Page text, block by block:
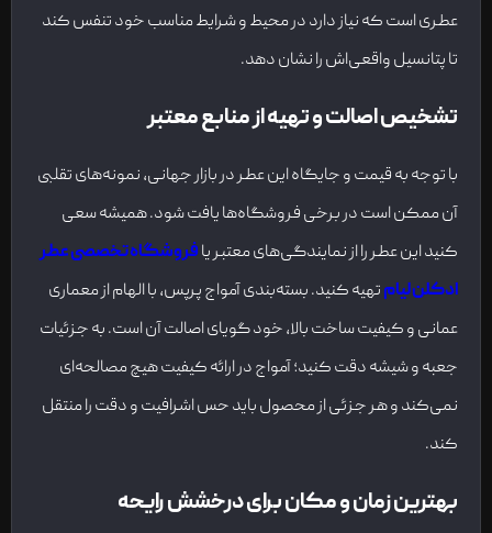
عطری است که نیاز دارد در محیط و شرایط مناسب خود تنفس کند
تا پتانسیل واقعی‌اش را نشان دهد.
تشخیص اصالت و تهیه از منابع معتبر
با توجه به قیمت و جایگاه این عطر در بازار جهانی، نمونه‌های تقلبی
آن ممکن است در برخی فروشگاه‌ها یافت شود. همیشه سعی
کنید این عطر را از نمایندگی‌های معتبر یافروشگاه‌ تخصصی عطر
ادکلن لیامتهیه کنید. بسته‌بندی آمواج پرپس، با الهام از معماری
عمانی و کیفیت ساخت بالا، خود گویای اصالت آن است. به جزئیات
جعبه و شیشه دقت کنید؛ آمواج در ارائه کیفیت هیچ مصالحه‌ای
نمی‌کند و هر جزئی از محصول باید حس اشرافیت و دقت را منتقل
کند.
بهترین زمان و مکان برای درخشش رایحه